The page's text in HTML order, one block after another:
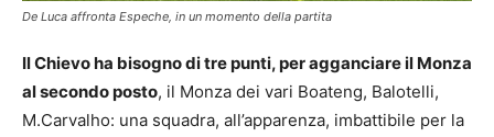
De Luca affronta Espeche, in un momento della partita
Il Chievo ha bisogno di tre punti, per agganciare il Monza
al secondo posto, il Monza dei vari Boateng, Balotelli,
M.Carvalho: una squadra, all’apparenza, imbattibile per la